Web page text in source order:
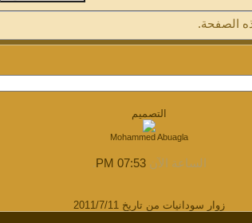
الصفحة.
التصميم
Mohammed Abuagla
الساعة الآن07:53 PM
.
زوار سودانيات من تاريخ 2011/7/11